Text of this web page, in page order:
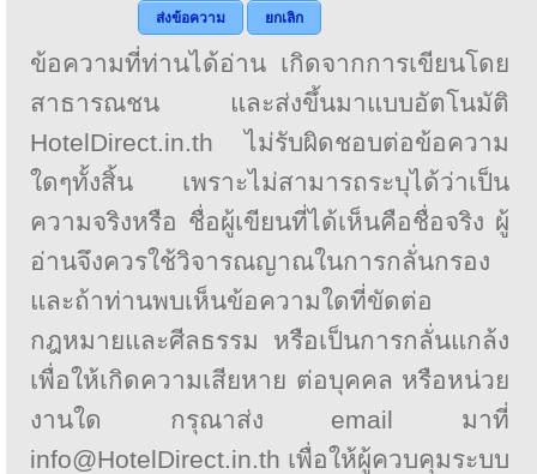
ส่งข้อความ ยกเลิก
ข้อความที่ท่านได้อ่าน เกิดจากการเขียนโดย
สาธารณชน และส่งขึ้นมาแบบอัตโนมัติ
HotelDirect.in.th ไม่รับผิดชอบต่อข้อความ
ใดๆทั้งสิ้น เพราะไม่สามารถระบุได้ว่าเป็น
ความจริงหรือ ชื่อผู้เขียนที่ได้เห็นคือชื่อจริง ผู้
อ่านจึงควรใช้วิจารณญาณในการกลั่นกรอง
และถ้าท่านพบเห็นข้อความใดที่ขัดต่อ
กฎหมายและศีลธรรม หรือเป็นการกลั่นแกล้ง
เพื่อให้เกิดความเสียหาย ต่อบุคคล หรือหน่วย
งานใด กรุณาส่ง email มาที่
info@HotelDirect.in.th เพื่อให้ผู้ควบคุมระบบ